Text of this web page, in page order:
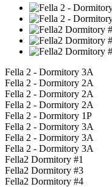
Fella 2 - Dormitory 3A
Fella 2 - Dormitory 2A
Fella 2 - Dormitory 2A
Fella 2 - Dormitory 2A
Fella 2 - Dormitory 1P
Fella 2 - Dormitory 3A
Fella 2 - Dormitory 3A
Fella 2 - Dormitory 3A
Fella2 Dormitory #1
Fella2 Dormitory #3
Fella2 Dormitory #4